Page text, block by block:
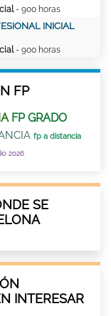
- 900 horas
INICIAL
- 900 horas
FP
FP GRADO
fp a distancia
2026
SE
INTERESAR